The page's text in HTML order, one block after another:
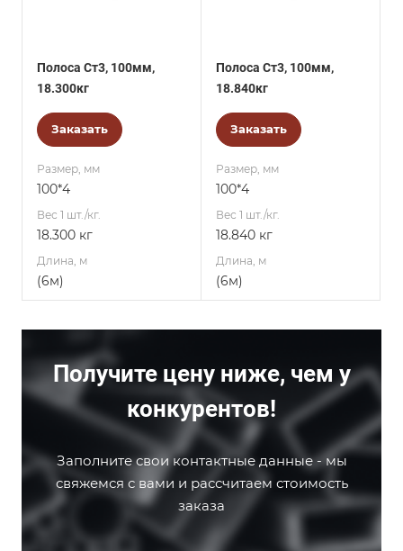
Полоса Ст3, 100мм,
18.300кг
Заказать
Размер, мм
100*4
Вес 1 шт./кг.
18.300 кг
Длина, м
(6м)
Полоса Ст3, 100мм,
18.840кг
Заказать
Размер, мм
100*4
Вес 1 шт./кг.
18.840 кг
Длина, м
(6м)
Получите цену ниже, чем у
конкурентов!
Заполните свои контактные данные - мы
свяжемся с вами и рассчитаем стоимость
заказа